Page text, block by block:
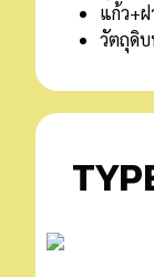
แก้ว+
วัตถุดิ